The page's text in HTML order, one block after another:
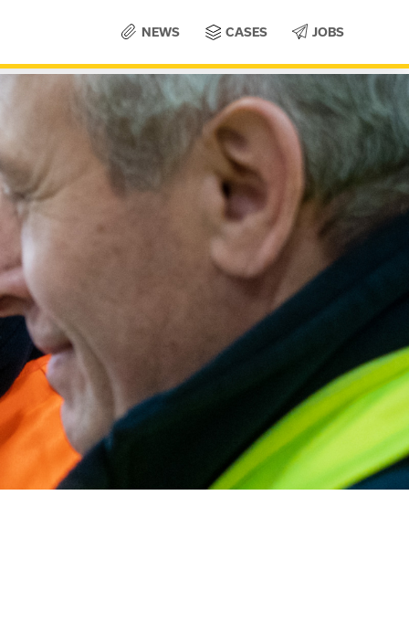
NEWS CASES JOBS